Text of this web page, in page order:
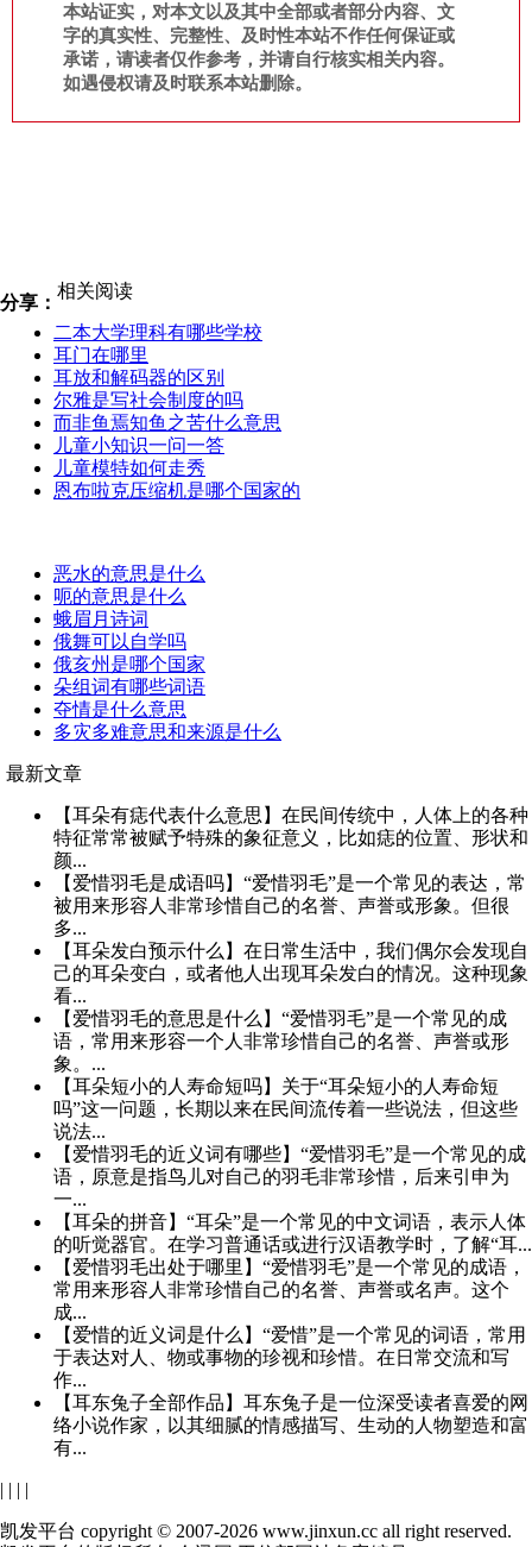
本站证实，对本文以及其中全部或者部分内容、文
字的真实性、完整性、及时性本站不作任何保证或
承诺，请读者仅作参考，并请自行核实相关内容。
如遇侵权请及时联系本站删除。
分享：
相关阅读
二本大学理科有哪些学校
耳门在哪里
耳放和解码器的区别
尔雅是写社会制度的吗
而非鱼焉知鱼之苦什么意思
儿童小知识一问一答
儿童模特如何走秀
恩布啦克压缩机是哪个国家的
恶水的意思是什么
呃的意思是什么
蛾眉月诗词
俄舞可以自学吗
俄亥州是哪个国家
朵组词有哪些词语
夺情是什么意思
多灾多难意思和来源是什么
最新文章
【耳朵有痣代表什么意思】在民间传统中，人体上的各种
特征常常被赋予特殊的象征意义，比如痣的位置、形状和
颜...
【爱惜羽毛是成语吗】“爱惜羽毛”是一个常见的表达，常
被用来形容人非常珍惜自己的名誉、声誉或形象。但很
多...
【耳朵发白预示什么】在日常生活中，我们偶尔会发现自
己的耳朵变白，或者他人出现耳朵发白的情况。这种现象
看...
【爱惜羽毛的意思是什么】“爱惜羽毛”是一个常见的成
语，常用来形容一个人非常珍惜自己的名誉、声誉或形
象。...
【耳朵短小的人寿命短吗】关于“耳朵短小的人寿命短
吗”这一问题，长期以来在民间流传着一些说法，但这些
说法...
【爱惜羽毛的近义词有哪些】“爱惜羽毛”是一个常见的成
语，原意是指鸟儿对自己的羽毛非常珍惜，后来引申为
一...
【耳朵的拼音】“耳朵”是一个常见的中文词语，表示人体
的听觉器官。在学习普通话或进行汉语教学时，了解“耳...
【爱惜羽毛出处于哪里】“爱惜羽毛”是一个常见的成语，
常用来形容人非常珍惜自己的名誉、声誉或名声。这个
成...
【爱惜的近义词是什么】“爱惜”是一个常见的词语，常用
于表达对人、物或事物的珍视和珍惜。在日常交流和写
作...
【耳东兔子全部作品】耳东兔子是一位深受读者喜爱的网
络小说作家，以其细腻的情感描写、生动的人物塑造和富
有...
| | | |
凯发平台 copyright © 2007-2026 www.jinxun.cc all right reserved.